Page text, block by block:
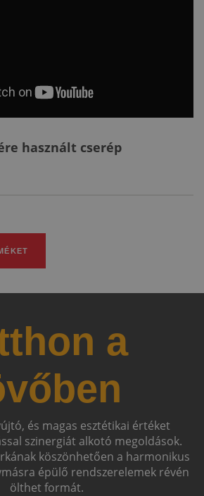
használt cserép
a
és magas esztétikai értéket
szinergiát alkotó megoldások.
köszönhetően a harmonikus
épülő rendszerelemek révén
ölthet formát.